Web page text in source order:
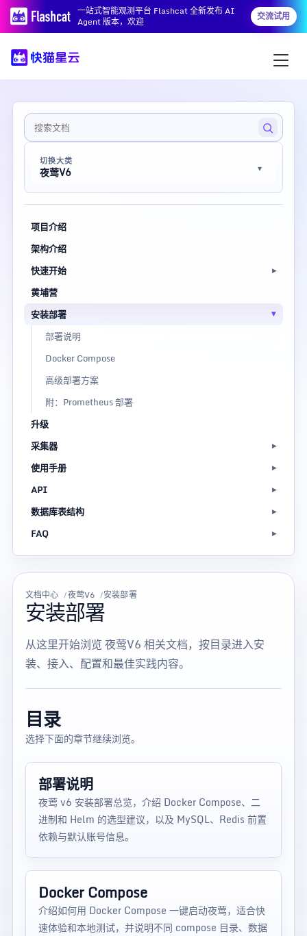
一站式智能观测平台 Flashcat 全新发布 AI
Agent 版本，欢迎
交流试用
切换大类
夜莺V6
项目介绍
架构介绍
快速开始
黄埔营
安装部署
部署说明
Docker Compose
高级部署方案
附：Prometheus 部署
升级
采集器
使用手册
API
数据库表结构
FAQ
文档中心 夜莺V6 安装部署
安装部署
从这里开始浏览 夜莺V6 相关文档，按目录进入安
装、接入、配置和最佳实践内容。
目录
选择下面的章节继续浏览。
部署说明
夜莺 v6 安装部署总览，介绍 Docker Compose、二
进制和 Helm 的选型建议，以及 MySQL、Redis 前置
依赖与默认账号信息。
Docker Compose
介绍如何用 Docker Compose 一键启动夜莺，适合快
速体验和本地测试，并说明不同 compose 目录、数据